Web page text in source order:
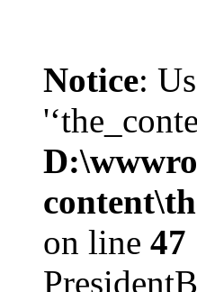
Notice:
on line 47